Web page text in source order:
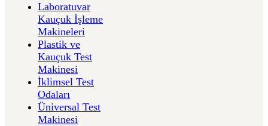
Laboratuvar
Kauçuk İşleme
Makineleri
Plastik ve
Kauçuk Test
Makinesi
İklimsel Test
Odaları
Üniversal Test
Makinesi